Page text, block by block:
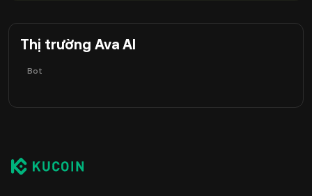
Thị trường Ava AI
Bot